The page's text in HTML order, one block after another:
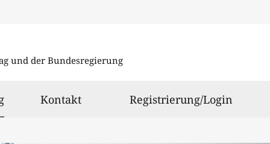
und der Bundesregierung
ausgewählt
Kontakt Registrierung/Login